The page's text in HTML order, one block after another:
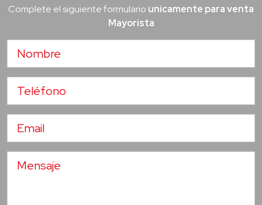
Complete el siguiente formulario unicamente para venta
Mayorista